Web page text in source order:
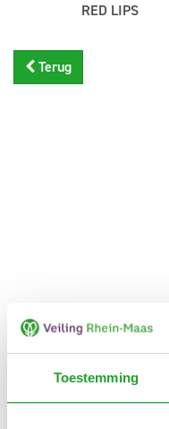
Toestemming
RED LIPS
Terug